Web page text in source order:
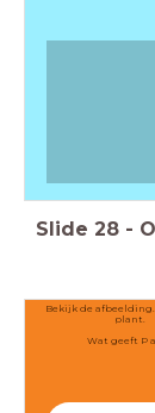
Slide 28 -
Bekijk de
plant.
Wat geeft P